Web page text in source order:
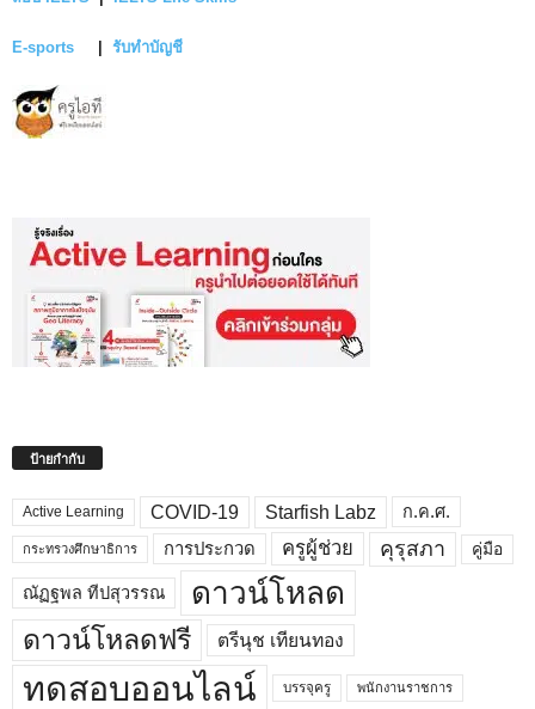
E-sports รับทำบัญชี
ป้ายกำกับ
Active Learning COVID-19 Starfish Labz ก.ค.ศ.
กระทรวงศึกษาธิการ การประกวด ครูผู้ช่วย คุรุสภา คู่มือ
ณัฏฐพล ทีปสุวรรณ ดาวน์โหลด
ดาวน์โหลดฟรี ตรีนุช เทียนทอง
ทดสอบออนไลน์ บรรจุครู พนักงานราชการ